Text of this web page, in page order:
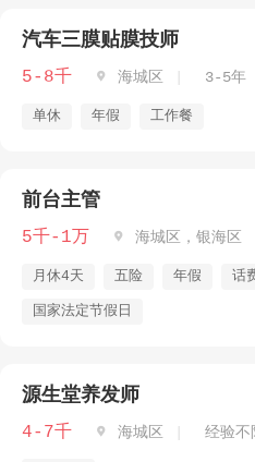
汽车三膜贴膜技师
5-8千  海城区 3-5年
单休 年假 工作餐
前台主管
5千-1万  海城区，银海区
月休4天 五险 年假 话
国家法定节假日
源生堂养发师
4-7千  海城区 经验不